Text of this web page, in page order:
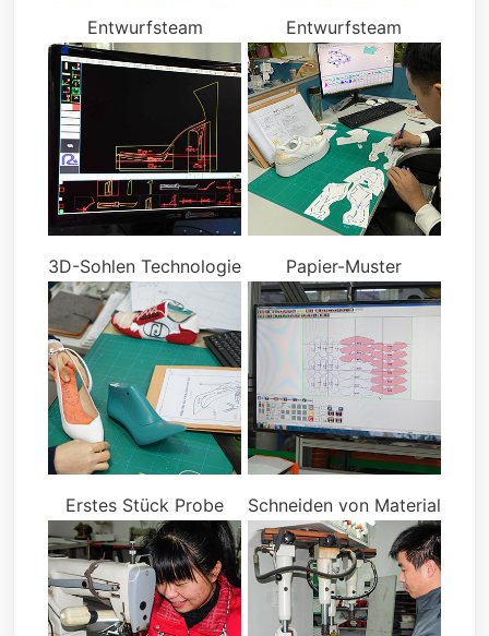
Entwurfsteam Entwurfsteam
3D-Sohlen Technologie Papier-Muster
Erstes Stück Probe Schneiden von Material